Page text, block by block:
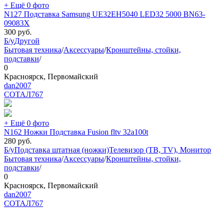
+ Ещё 0 фото
N127 Подставка Samsung UE32EH5040 LED32 5000 BN63-
09083X
300 руб.
Б/уДругой
Бытовая техника/Аксессуары/Кронштейны, стойки,
подставки/
0
Красноярск, Первомайский
dan2007
СОТАЛ767
+ Ещё 0 фото
N162 Ножки Подставка Fusion fltv 32a100t
280 руб.
Б/уПодставка штатная (ножки)Телевизор (ТВ, TV), Монитор
Бытовая техника/Аксессуары/Кронштейны, стойки,
подставки/
0
Красноярск, Первомайский
dan2007
СОТАЛ767